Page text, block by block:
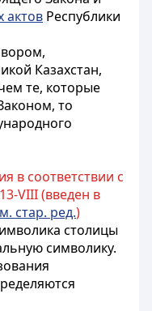
актов Республики
Казахстан,
те, которые
то
в соответствии с
VIII (введен в
стар. ред.)
столицы
символику.